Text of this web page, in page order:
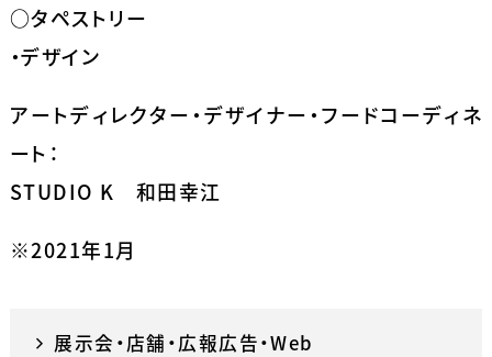
○タペストリー
・デザイン
アートディレクター・デザイナー・フードコーディネ
ート：
STUDIO K 和田幸江
※2021年1月
展示会・店舗・広報広告・Web